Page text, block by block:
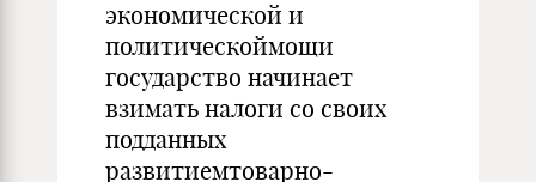
экономической и
политическоймощи
государство начинает
взимать налоги со своих
подданных
развитиемтоварно-